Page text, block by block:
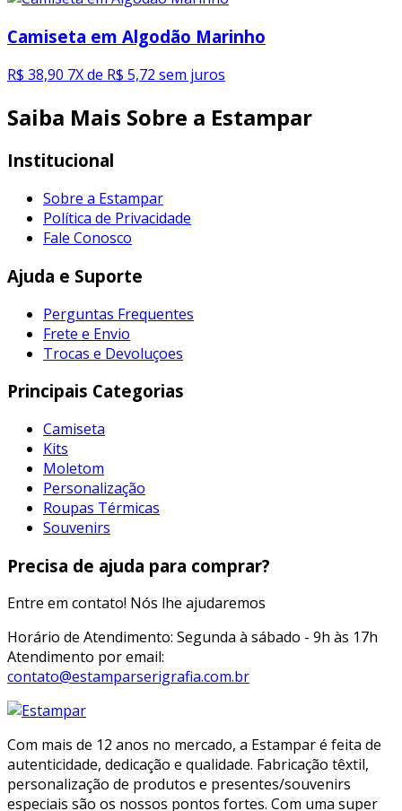
Camiseta em Algodão Marinho
R$ 38,90 7X de R$ 5,72 sem juros
Saiba Mais Sobre a Estampar
Institucional
Sobre a Estampar
Política de Privacidade
Fale Conosco
Ajuda e Suporte
Perguntas Frequentes
Frete e Envio
Trocas e Devoluçoes
Principais Categorias
Camiseta
Kits
Moletom
Personalização
Roupas Térmicas
Souvenirs
Precisa de ajuda para comprar?
Entre em contato! Nós lhe ajudaremos
Horário de Atendimento: Segunda à sábado - 9h às 17h
Atendimento por email:
contato@estamparserigrafia.com.br
Com mais de 12 anos no mercado, a Estampar é feita de
autenticidade, dedicação e qualidade. Fabricação têxtil,
personalização de produtos e presentes/souvenirs
especiais são os nossos pontos fortes. Com uma super